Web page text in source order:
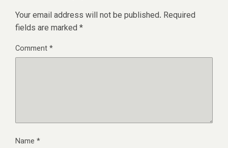
Your email address will not be published. Required
fields are marked *
Comment*
Name *